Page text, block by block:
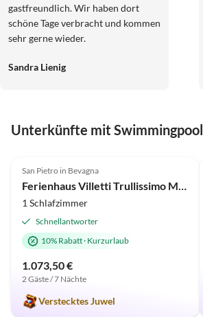
gastfreundlich. Wir haben dort
schöne Tage verbracht und kommen
sehr gerne wieder.
Sandra Lienig
Unterkünfte mit Swimmingpool
San Pietro in Bevagna
1 Schlafzimmer
Schnellantworter
10% Rabatt· Kurzurlaub
1.073,50 €
2 Gäste / 7 Nächte
Verstecktes Juwel